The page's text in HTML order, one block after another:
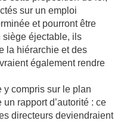
sur un emploi
et pourront être
siège éjectable, ils
la hiérarchie et des
également rendre
y compris sur le plan
rapport d’autorité : ce
directeurs deviendraient